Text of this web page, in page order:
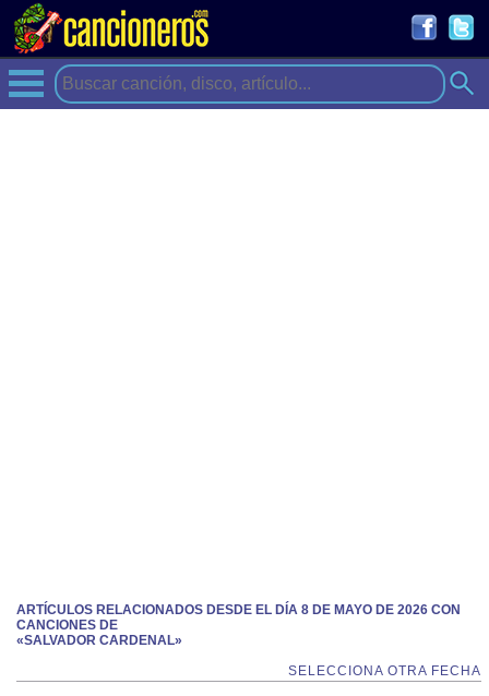
ARTÍCULOS RELACIONADOS DESDE EL DÍA 8 DE MAYO DE 2026 CON
CANCIONES DE
«SALVADOR CARDENAL»
SELECCIONA OTRA FECHA